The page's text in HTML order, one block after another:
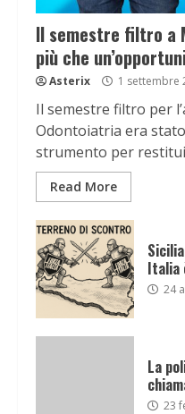
Il semestre filtro a
più che
Asterix 1 settembre
Il semestre filtro per
Odontoiatria era
strumento per
Read More
Italia
24
La
23